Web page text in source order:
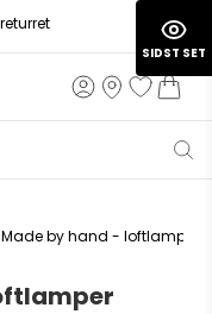
Made by hand - loftlamper
SIDST SET